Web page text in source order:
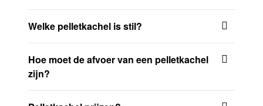
Welke pelletkachel is stil?
Hoe moet de afvoer van een pelletkachel
zijn?